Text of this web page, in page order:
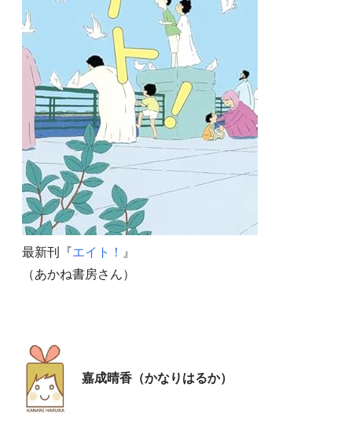
最新刊『エイト！
』
（あかね書房さん）
嘉成晴香（かなりはるか）